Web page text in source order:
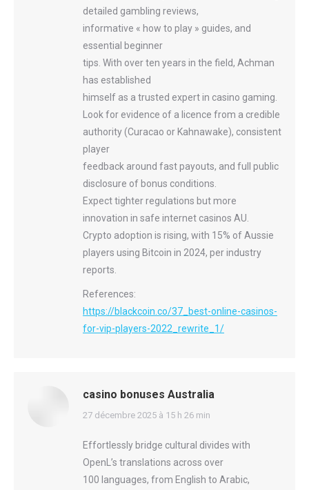
detailed gambling reviews,
informative « how to play » guides, and
essential beginner
tips. With over ten years in the field, Achman
has established
himself as a trusted expert in casino gaming.
Look for evidence of a licence from a credible
authority (Curacao or Kahnawake), consistent
player
feedback around fast payouts, and full public
disclosure of bonus conditions.
Expect tighter regulations but more
innovation in safe internet casinos AU.
Crypto adoption is rising, with 15% of Aussie
players using Bitcoin in 2024, per industry
reports.
References:
https://blackcoin.co/37_best-online-casinos-
for-vip-players-2022_rewrite_1/
casino bonuses Australia
says:
27 décembre 2025 à 15 h 26 min
Effortlessly bridge cultural divides with
OpenL’s translations across over
100 languages, from English to Arabic,